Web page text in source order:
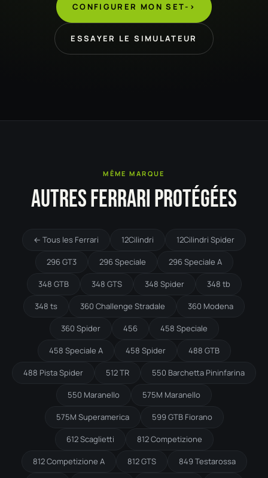
CONFIGURER MON SET->
ESSAYER LE SIMULATEUR
MÊME MARQUE
AUTRES FERRARI PROTÉGÉES
← Tous les Ferrari 12Cilindri 12Cilindri Spider
296 GT3 296 Speciale 296 Speciale A
348 GTB 348 GTS 348 Spider 348 tb
348 ts 360 Challenge Stradale 360 Modena
360 Spider 456 458 Speciale
458 Speciale A 458 Spider 488 GTB
488 Pista Spider 512 TR 550 Barchetta Pininfarina
550 Maranello 575M Maranello
575M Superamerica 599 GTB Fiorano
612 Scaglietti 812 Competizione
812 Competizione A 812 GTS 849 Testarossa